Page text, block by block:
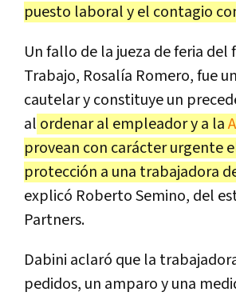
puesto laboral y el contagio
Un fallo de la jueza de feria del
Trabajo, Rosalía Romero, fue
cautelar y constituye un
al ordenar al empleador y a la
provean con carácter urgente
protección a una trabajadora
explicó Roberto Semino, del
Partners.
Dabini aclaró que la
pedidos, un amparo y una